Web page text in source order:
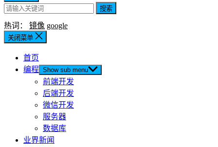
搜索
热词： 镜像 google
关闭菜单
首页
编程 Show sub menu
前端开发
后端开发
微信开发
服务器
数据库
业界新闻